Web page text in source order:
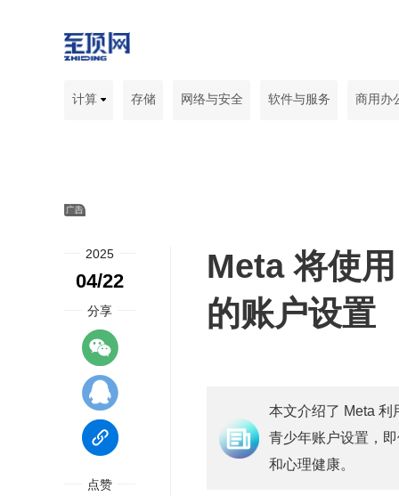
计算 存储 网络与安全 软件与服务 商用办
Meta 将使
的账户设置
本文介绍了 Meta 利
青少年账户设置，
和心理健康。
2025
04/22
分享
点赞